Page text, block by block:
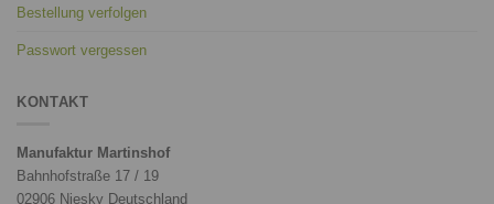
Bestellung verfolgen
Passwort vergessen
KONTAKT
Manufaktur Martinshof
Bahnhofstraße 17 / 19
02906 Niesky Deutschland